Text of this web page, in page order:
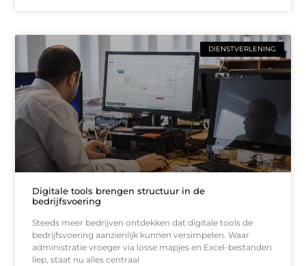
DIENSTVERLENING
Digitale tools brengen structuur in de
bedrijfsvoering
Steeds meer bedrijven ontdekken dat digitale tools de
bedrijfsvoering aanzienlijk kunnen versimpelen. Waar
administratie vroeger via losse mapjes en Excel-bestanden
liep, staat nu alles centraal